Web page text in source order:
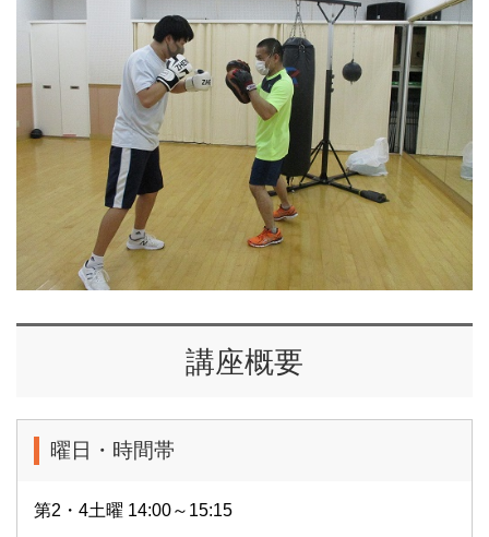
講座概要
曜日・時間帯
第2・4土曜 14:00～15:15